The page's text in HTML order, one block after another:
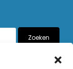
Zoeken